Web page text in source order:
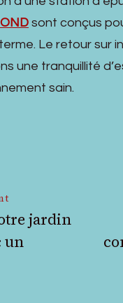
sont conçus
Le retour sur
une tranquillité
sain.
jardin
un